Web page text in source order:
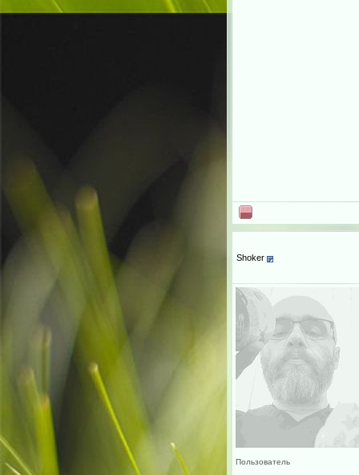
Shoker
Пользователь